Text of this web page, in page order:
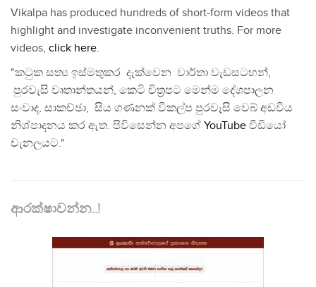
Vikalpa has produced hundreds of short-form videos that
highlight and investigate inconvenient truths. For more
videos, click here.
"කටුක සත්‍ය ඉස්මතුකර දැක්වෙන වාර්තා වැඩසටහන්,
පුරවැසි වෘතාන්තයන්, කෙටි චිත්‍රපට මෙන්ම දේශපාලන
සංවාද, සාකච්ඡා, සිය ගණනක් විකල්ප පුරවැසි වෙබ් අඩවිය
නිශ්පාදනය කර ඇත. පිවිසෙන්න අපගේ YouTube වීඩියෝ
චැනලයට."
ආරක්ෂාවන්න..!